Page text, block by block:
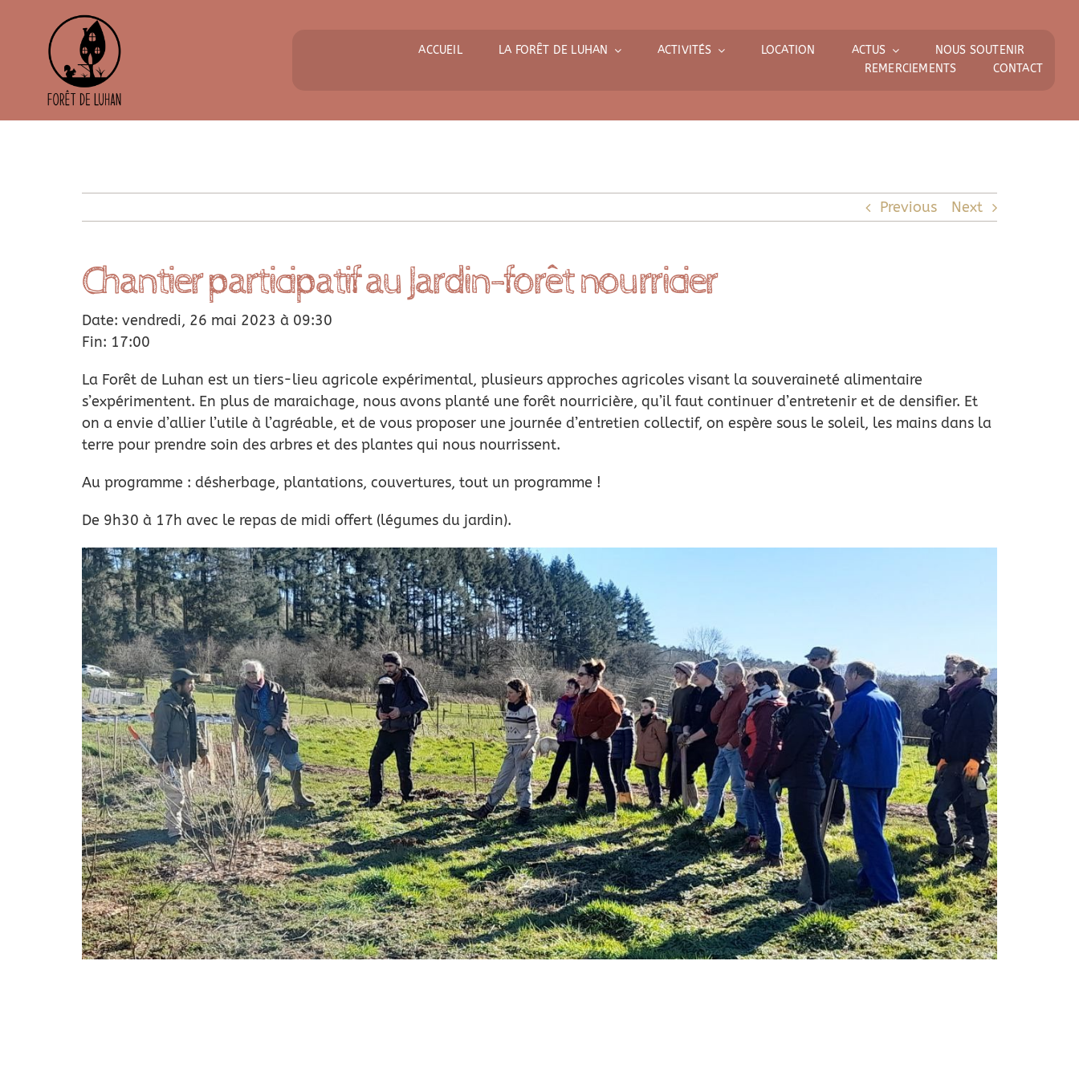
contenu
ACCUEIL LA FORÊT DE LUHAN ACTIVITÉS LOCATION ACTUS
NOUS SOUTENIR
REMERCIEMENTS
CONTACT
Previous Next
Chantier participatif au Jardin-forêt nourricier
Date: vendredi, 26 mai 2023 à 09:30
Fin: 17:00
La Forêt de Luhan est un tiers-lieu agricole expérimental, plusieurs approches agricoles visant la souveraineté alimentaire
s’expérimentent. En plus de maraichage, nous avons planté une forêt nourricière, qu’il faut continuer d’entretenir et de densifier. Et
on a envie d’allier l’utile à l’agréable, et de vous proposer une journée d’entretien collectif, on espère sous le soleil, les mains dans la
terre pour prendre soin des arbres et des plantes qui nous nourrissent.
Au programme : désherbage, plantations, couvertures, tout un programme !
De 9h30 à 17h avec le repas de midi offert (légumes du jardin).